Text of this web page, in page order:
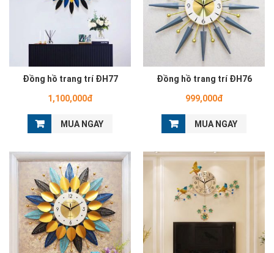
Đồng hồ trang trí ĐH77
1,100,000đ
MUA NGAY
Đồng hồ trang trí ĐH76
999,000đ
MUA NGAY